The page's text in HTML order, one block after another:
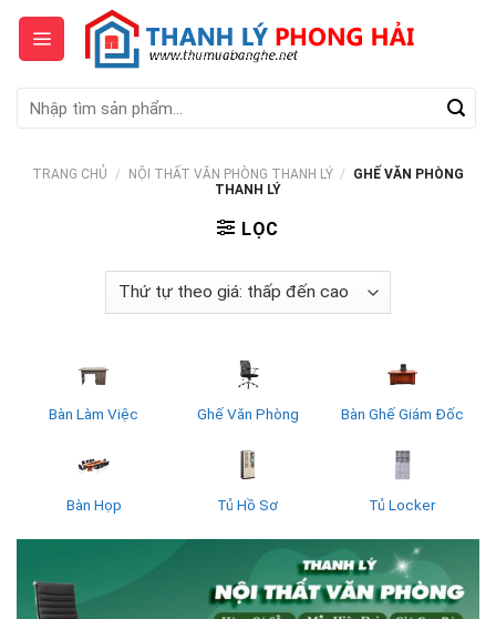
Skip
content
kiếm:
TRANG CHỦ / NỘI THẤT VĂN PHÒNG THANH LÝ /
GHẾ VĂN PHÒNG
THANH LÝ
LỌC
Bàn Làm Việc Ghế Văn Phòng Bàn Ghế Giám Đốc
Bàn Họp Tủ Hồ Sơ Tủ Locker